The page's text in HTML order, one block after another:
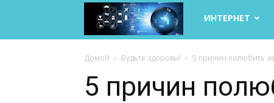
Life
Internet
ИНТЕРНЕТ
Домой Будьте здоровы! 5 причин полюбить
5 причин